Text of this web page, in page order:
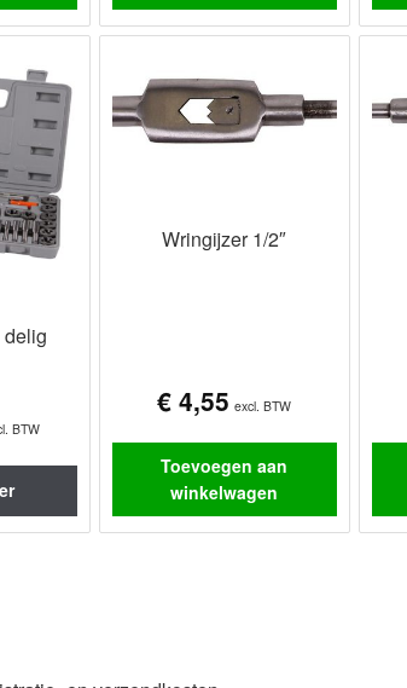
delig
BTW
Wringijzer 1/2″
€ 4,55 excl. BTW
Toevoegen aan
winkelwagen